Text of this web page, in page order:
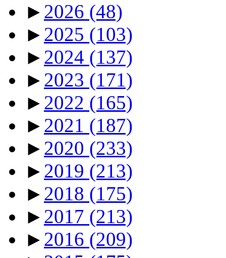
► 2026 (48)
► 2025 (103)
► 2024 (137)
► 2023 (171)
► 2022 (165)
► 2021 (187)
► 2020 (233)
► 2019 (213)
► 2018 (175)
► 2017 (213)
► 2016 (209)